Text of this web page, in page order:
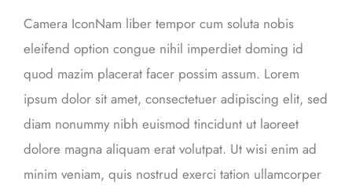
Camera IconNam liber tempor cum soluta nobis
eleifend option congue nihil imperdiet doming id
quod mazim placerat facer possim assum. Lorem
ipsum dolor sit amet, consectetuer adipiscing elit, sed
diam nonummy nibh euismod tincidunt ut laoreet
dolore magna aliquam erat volutpat. Ut wisi enim ad
minim veniam, quis nostrud exerci tation ullamcorper